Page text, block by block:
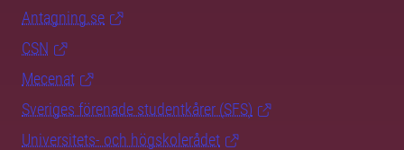
Antagning.se
CSN
Mecenat
Sveriges förenade studentkårer (SFS)
Universitets- och högskolerådet